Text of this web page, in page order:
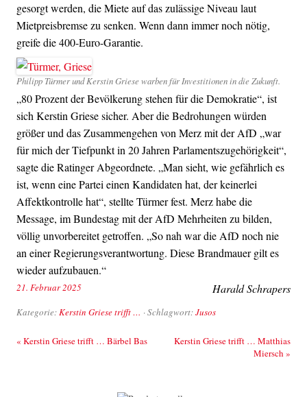
gesorgt werden, die Miete auf das zulässige Niveau laut
Mietpreisbremse zu senken. Wenn dann immer noch nötig,
greife die 400-Euro-Garantie.
Philipp Türmer und Kerstin Griese warben für Investitionen in die Zukunft.
„80 Prozent der Bevölkerung stehen für die Demokratie“, ist
sich Kerstin Griese sicher. Aber die Bedrohungen würden
größer und das Zusammengehen von Merz mit der AfD „war
für mich der Tiefpunkt in 20 Jahren Parlamentszugehörigkeit“,
sagte die Ratinger Abgeordnete. „Man sieht, wie gefährlich es
ist, wenn eine Partei einen Kandidaten hat, der keinerlei
Affektkontrolle hat“, stellte Türmer fest. Merz habe die
Message, im Bundestag mit der AfD Mehrheiten zu bilden,
völlig unvorbereitet getroffen. „So nah war die AfD noch nie
an einer Regierungsverantwortung. Diese Brandmauer gilt es
wieder aufzubauen.“
Harald Schrapers
21. Februar 2025
Kategorie:Kerstin Griese trifft … · Schlagwort:Jusos
Beitrags-Navigation
« Kerstin Griese trifft … Bärbel Bas
Kerstin Griese trifft … Matthias
Miersch »